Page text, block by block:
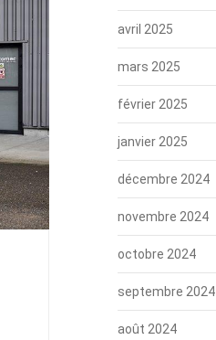
avril 2025
mars 2025
février 2025
janvier 2025
décembre 2024
novembre 2024
octobre 2024
septembre 2024
août 2024